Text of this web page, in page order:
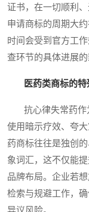
证书，在一切顺利
申请商标的周期大
时间会受到官方工
查环节的具体进展的
医药类商标的
抗心律失常药作
使用暗示疗效、夸
药商标往往是独创
象词汇，这不仅能
品牌布局。企业若
检索与规避工作，